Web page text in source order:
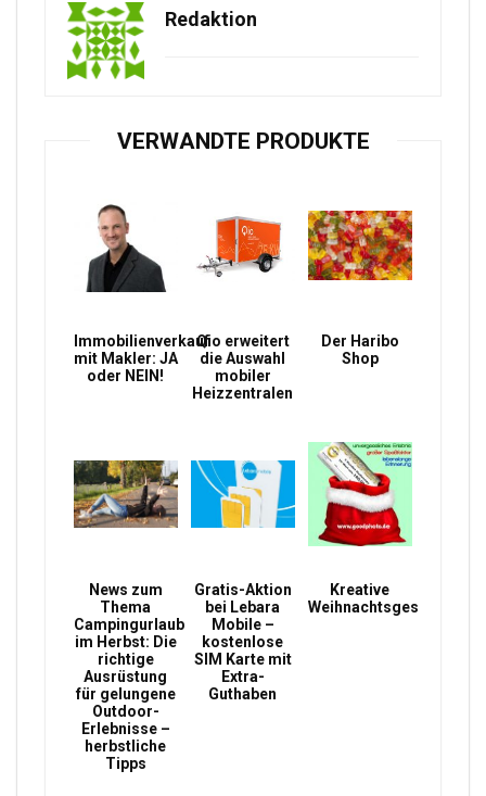
Redaktion
VERWANDTE PRODUKTE
Immobilienverkauf
mit Makler: JA
oder NEIN!
Qio erweitert
die Auswahl
mobiler
Heizzentralen
Der Haribo
Shop
News zum
Thema
Campingurlaub
im Herbst: Die
richtige
Ausrüstung
für gelungene
Outdoor-
Erlebnisse –
herbstliche
Tipps
Gratis-Aktion
bei Lebara
Mobile –
kostenlose
SIM Karte mit
Extra-
Guthaben
Kreative
Weihnachtsgeschenke